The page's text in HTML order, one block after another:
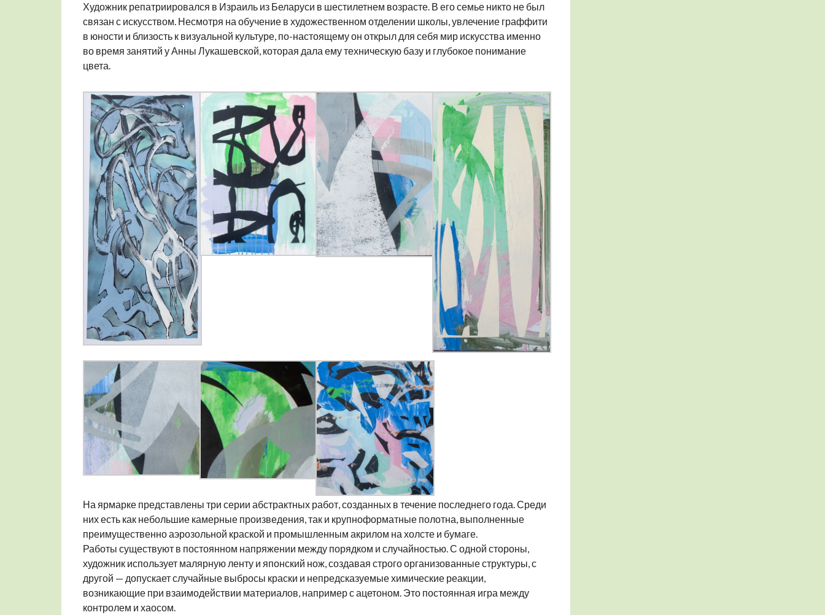
Художник репатриировался в Израиль из Беларуси в шестилетнем возрасте. В его семье никто не был
связан с искусством. Несмотря на обучение в художественном отделении школы, увлечение граффити
в юности и близость к визуальной культуре, по-настоящему он открыл для себя мир искусства именно
во время занятий у Анны Лукашевской, которая дала ему техническую базу и глубокое понимание
цвета.
На ярмарке представлены три серии абстрактных работ, созданных в течение последнего года. Среди
них есть как небольшие камерные произведения, так и крупноформатные полотна, выполненные
преимущественно аэрозольной краской и промышленным акрилом на холсте и бумаге.
Работы существуют в постоянном напряжении между порядком и случайностью. С одной стороны,
художник использует малярную ленту и японский нож, создавая строго организованные структуры, с
другой — допускает случайные выбросы краски и непредсказуемые химические реакции,
возникающие при взаимодействии материалов, например с ацетоном. Это постоянная игра между
контролем и хаосом.